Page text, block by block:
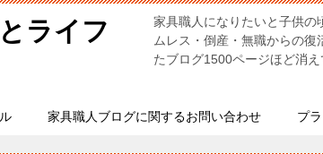
ライフ
家具職人になりたいと子供の
ムレス・倒産・無職からの
たブログ1500ページほど消
家具職人ブログに関するお問い合わせ プ